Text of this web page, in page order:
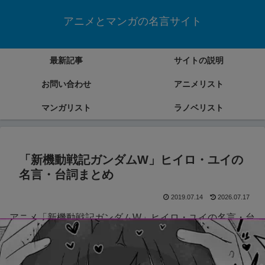
アニメとマンガの名言サイト
最新記事 サイトの説明
お問い合わせ アニメリスト
マンガリスト ラノベリスト
「新機動戦記ガンダムW」ヒイロ・ユイの
名言・台詞まとめ
2019.07.14 2026.07.17
アニメ「新機動戦記ガンダムW」ヒイロ・ユイの名言・台
詞をまとめていきます。